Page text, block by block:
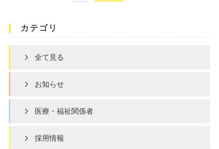
カテゴリ
全て見る
お知らせ
医療・福祉関係者
採用情報